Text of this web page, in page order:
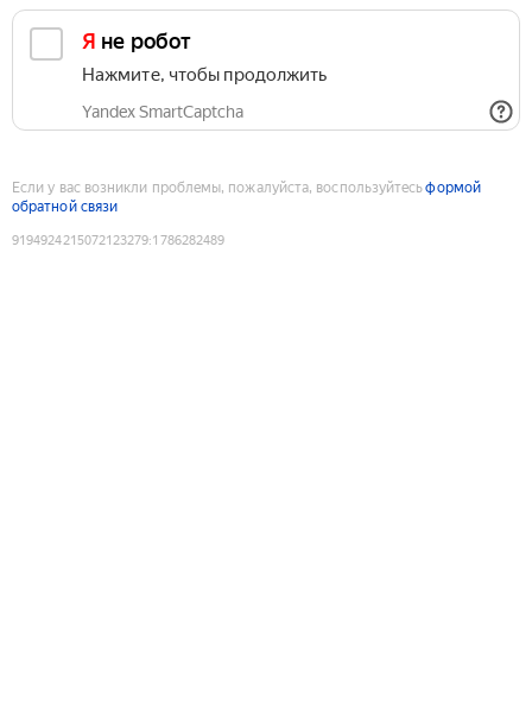
Я не робот
Нажмите, чтобы продолжить
Yandex SmartCaptcha
Если у вас возникли проблемы, пожалуйста, воспользуйтесьформой
обратной связи
9194924215072123279:1786282489